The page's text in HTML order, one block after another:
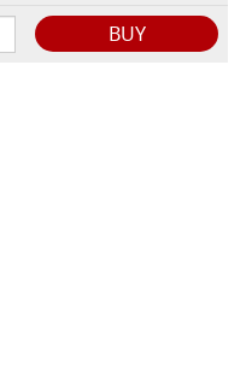
BUY